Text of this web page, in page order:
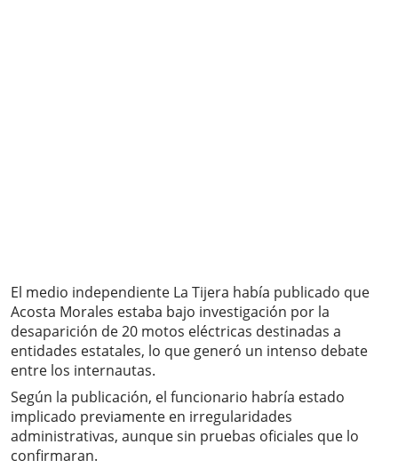
El medio independiente La Tijera había publicado que
Acosta Morales estaba bajo investigación por la
desaparición de 20 motos eléctricas destinadas a
entidades estatales, lo que generó un intenso debate
entre los internautas.
Según la publicación, el funcionario habría estado
implicado previamente en irregularidades
administrativas, aunque sin pruebas oficiales que lo
confirmaran.